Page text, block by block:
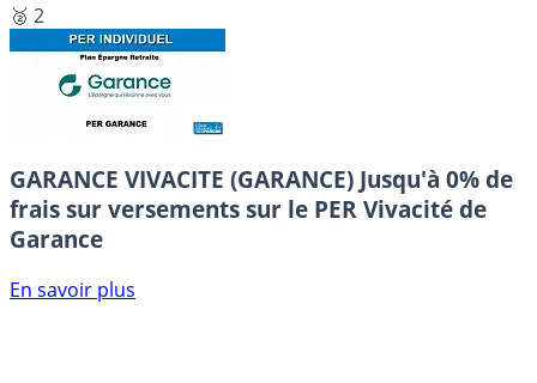
🥈 2
GARANCE VIVACITE (GARANCE) Jusqu'à 0% de
frais sur versements sur le PER Vivacité de
Garance
En savoir plus